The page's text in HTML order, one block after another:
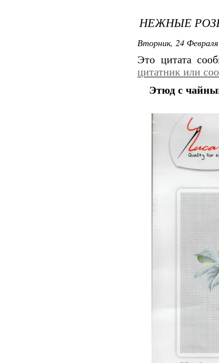
НЕЖНЫЕ
Вторник, 24
Это цитата
цитатник или
Этюд с